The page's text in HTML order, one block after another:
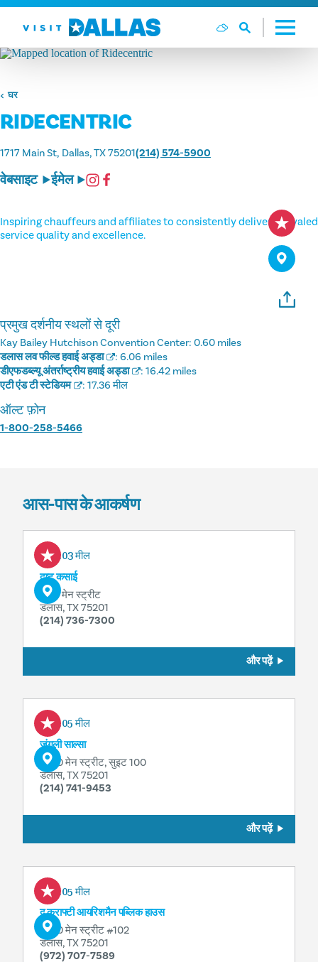
सामग्री पर जाएं
घर
RIDECENTRIC
1717 Main St Dallas, TX 75201(214) 574-5900
वेबसाइट ईमेल
Inspiring chauffeurs and affiliates to consistently deliver unrivaled
service quality and excellence.
प्रमुख दर्शनीय स्थलों से दूरी
Kay Bailey Hutchison Convention Center: 0.60 miles
डलास लव फील्ड हवाई अड्डा
: 6.06 miles
डीएफडब्ल्यू अंतर्राष्ट्रीय हवाई अड्डा
: 16.42 miles
एटी एंड टी स्टेडियम
: 17.36 मील
ऑल्ट फ़ोन
1-800-258-5466
आस-पास के आकर्षण
0.03 मील
दुष्ट कसाई
1717 मेन स्ट्रीट
डलास, TX 75201
(214) 736-7300
और पढ़ें
0.05 मील
जंगली साल्सा
1800 मेन स्ट्रीट, सुइट 100
डलास, TX 75201
(214) 741-9453
और पढ़ें
0.05 मील
द क्राफ्टी आयरिशमैन पब्लिक हाउस
1800 मेन स्ट्रीट #102
डलास, TX 75201
(972) 707-7589